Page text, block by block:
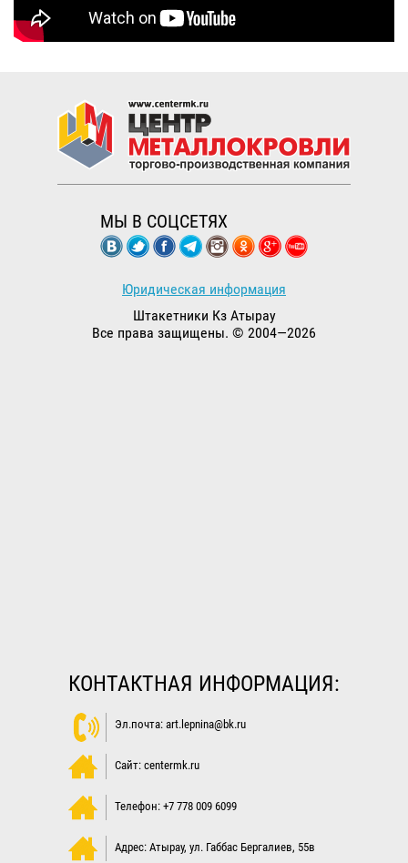
МЫ В СОЦСЕТЯХ
Юридическая информация
Штакетники Кз Атырау
Все права защищены. © 2004—2026
КОНТАКТНАЯ ИНФОРМАЦИЯ:
Эл.почта: art.lepnina@bk.ru
Сайт: centermk.ru
Телефон: +7 778 009 6099
Адрес: Атырау, ул. Габбас Бергалиев, 55в